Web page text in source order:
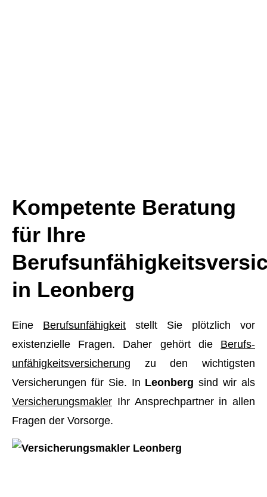
Kompetente Beratung
für Ihre
in Leonberg
Eine Berufs­unfähig­keit stellt Sie plötzlich vor
existenzielle Fragen. Daher gehört die Berufs­
unfähig­keitsversicherung zu den wichtigsten
Versicherungen für Sie. In Leonbergsind wir als
Ver­sicherungs­makler Ihr Ansprechpartner in allen
Fragen der Vorsorge.